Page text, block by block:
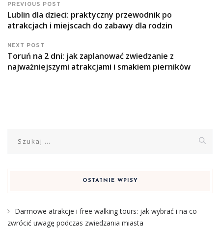
PREVIOUS POST
Lublin dla dzieci: praktyczny przewodnik po
atrakcjach i miejscach do zabawy dla rodzin
NEXT POST
Toruń na 2 dni: jak zaplanować zwiedzanie z
najważniejszymi atrakcjami i smakiem pierników
OSTATNIE WPISY
Darmowe atrakcje i free walking tours: jak wybrać i na co
zwrócić uwagę podczas zwiedzania miasta